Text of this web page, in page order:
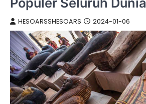
HESOARSSHESOARS 2024-01-06